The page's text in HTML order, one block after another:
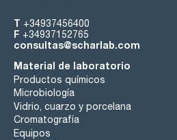
T +34937456400
F +34937152765
consultas@scharlab.com
Material de laboratorio
Productos químicos
Microbiología
Vidrio, cuarzo y porcelana
Cromatografía
Equipos